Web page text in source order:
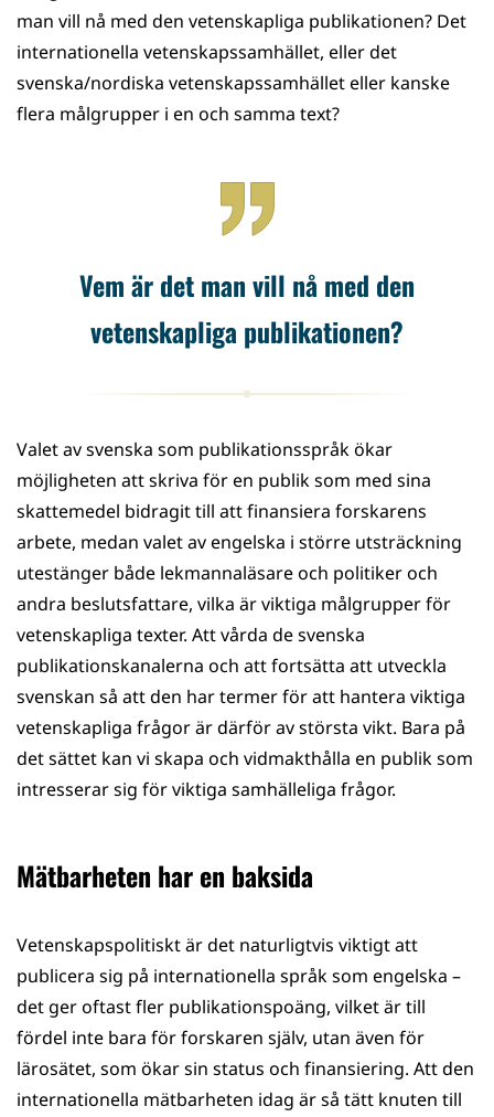
man vill nå med den vetenskapliga publikationen? Det
internationella vetenskapssamhället, eller det
svenska/nordiska vetenskapssamhället eller kanske
flera målgrupper i en och samma text?
Vem är det man vill nå med den
vetenskapliga publikationen?
Valet av svenska som publikationsspråk ökar
möjligheten att skriva för en publik som med sina
skattemedel bidragit till att finansiera forskarens
arbete, medan valet av engelska i större utsträckning
utestänger både lekmannaläsare och politiker och
andra beslutsfattare, vilka är viktiga målgrupper för
vetenskapliga texter. Att vårda de svenska
publikationskanalerna och att fortsätta att utveckla
svenskan så att den har termer för att hantera viktiga
vetenskapliga frågor är därför av största vikt. Bara på
det sättet kan vi skapa och vidmakthålla en publik som
intresserar sig för viktiga samhälleliga frågor.
Mätbarheten har en baksida
Vetenskapspolitiskt är det naturligtvis viktigt att
publicera sig på internationella språk som engelska –
det ger oftast fler publikationspoäng, vilket är till
fördel inte bara för forskaren själv, utan även för
lärosätet, som ökar sin status och finansiering. Att den
internationella mätbarheten idag är så tätt knuten till